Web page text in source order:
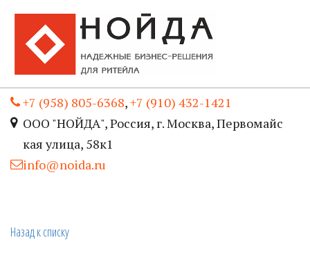
+7 (958) 805-6368,+7 (910) 432-1421
ООО "НОЙДА",Россия, г. Москва,Первомайс
кая улица, 58к1
info@noida.ru
Назад к списку